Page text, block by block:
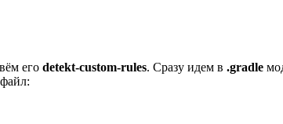
его detekt-custom-rules. Сразу идем в .gradle